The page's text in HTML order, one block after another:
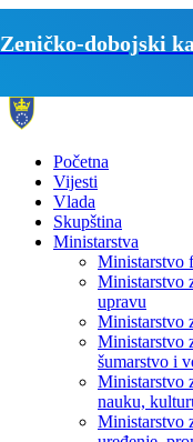
Zeničko-dobojski
Početna
Vijesti
Vlada
Skupština
Ministarstva
Ministarstvo
Ministarstvo
upravu
Ministarstvo
Ministarstvo
šumarstvo i
Ministarstvo
nauku,
Ministarstvo